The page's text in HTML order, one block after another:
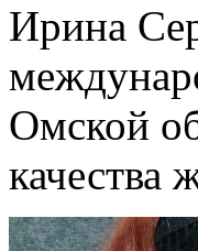
Ирина
Омской
качества